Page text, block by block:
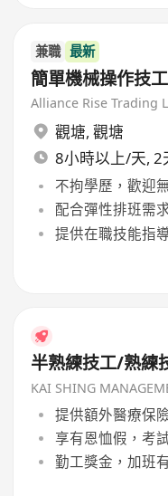
兼職 最新
簡單機械操作技工
Alliance Rise Trading
觀塘, 觀塘
8小時以上/天, 2
不拘學歷，歡迎
配合彈性排班需
提供在職技能指
半熟練技工/熟練
KAI SHING
提供額外醫療保
享有恩恤假，考
勤工獎金，加班